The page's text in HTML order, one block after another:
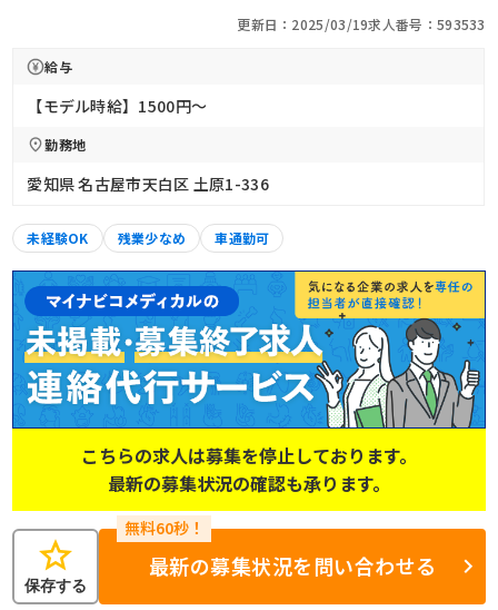
更新日：2025/03/19求人番号：593533
給与
【モデル時給】1500円〜
勤務地
愛知県 名古屋市天白区 土原1-336
未経験OK 残業少なめ 車通勤可
こちらの求人は募集を停止しております。
最新の募集状況の確認も承ります。
star
保存する
最新の募集状況を問い合わせる